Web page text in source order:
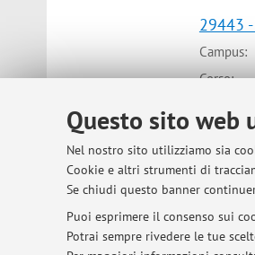
Questo sito web
Nel nostro sito utilizziamo sia
Cookie e altri strumenti di
Se chiudi questo banner
Puoi esprimere il consenso sui
Potrai sempre rivedere le tue
29443 -
Campus:
Corso:
© 2026 -